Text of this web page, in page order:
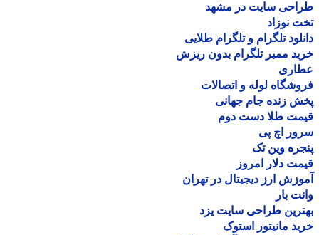
سایت در مشهد
نوزاد
تلگرام و تلگرام طلایی
ممبر تلگرام بدون ریزش
لوله و اتصالات
زنده جام جهانی
طلا دست دوم
اچ پی
وین تک
دلار امروز
ارز دیجیتال در تهران
بار
طراحی سایت یزد
مانیتور استوک